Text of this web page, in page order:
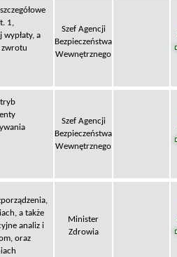
1,
a
zwrotu
Szef Agencji
Bezpieczeństwa
Wewnętrznego
tryb
Szef Agencji
Bezpieczeństwa
Wewnętrznego
a także
analiz i
oraz
Minister
Zdrowia